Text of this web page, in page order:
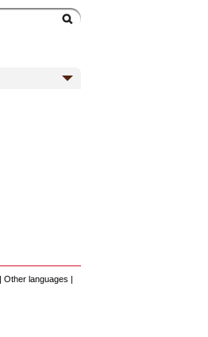
| Other languages |